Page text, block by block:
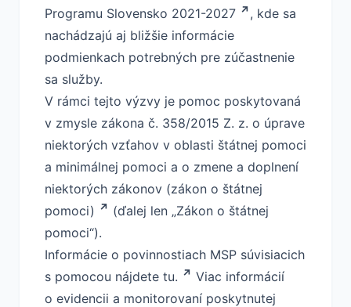
Programu Slovensko 2021-2027
, kde sa
nachádzajú aj bližšie informácie
podmienkach potrebných pre zúčastnenie
sa služby.
V rámci tejto výzvy je pomoc poskytovaná
v zmysle zákona č. 358/2015 Z. z. o úprave
niektorých vzťahov v oblasti štátnej pomoci
a minimálnej pomoci a o zmene a doplnení
niektorých zákonov (zákon o štátnej
pomoci)
(ďalej len „Zákon o štátnej
pomoci“).
Informácie o povinnostiach MSP súvisiacich
s pomocou nájdete tu.
Viac informácií
o evidencii a monitorovaní poskytnutej